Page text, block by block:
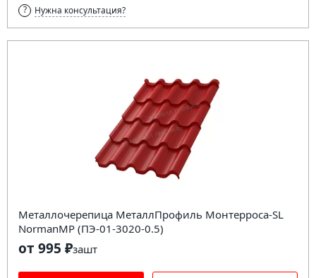
Нужна консультация?
Металлочерепица МеталлПрофиль Монтерроса-SL
NormanMP (ПЭ-01-3020-0.5)
от 995 ₽зашт